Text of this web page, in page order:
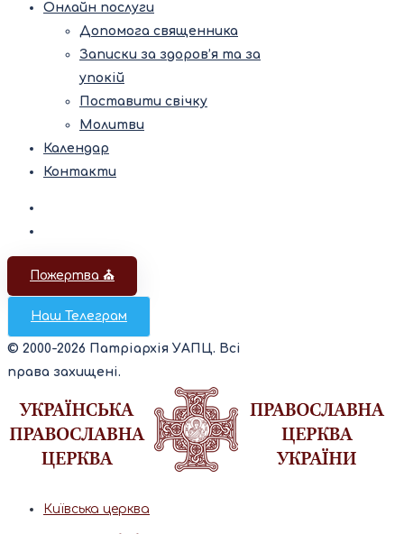
Онлайн послуги
Допомога священника
Записки за здоров’я та за
упокій
Поставити свічку
Молитви
Календар
Контакти
Пожертва ⛪️
Наш Телеграм
© 2000-2026 Патріархія УАПЦ. Всі
права захищені.
Київська церква